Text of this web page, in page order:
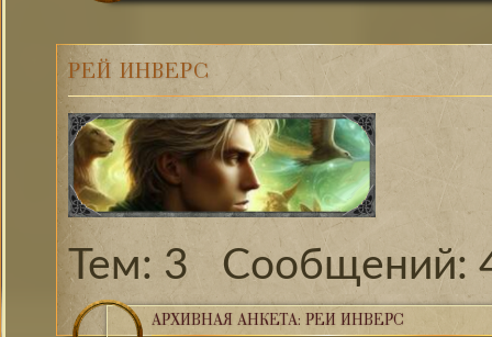
РЕЙ ИНВЕРС
3
АРХИВНАЯ АНКЕТА: РЕЙ ИНВЕРС